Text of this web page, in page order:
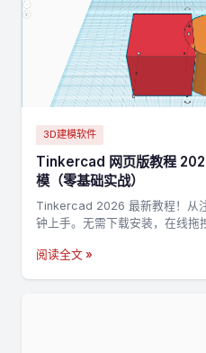
3D建模软件
Tinkercad 网页版教程
模（零基础实战）
Tinkercad 2026 最新教程！从
钟上手。无需下载安装，在线拖
阅读全文 »